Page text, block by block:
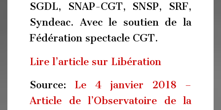
SGDL, SNAP-CGT, SNSP, SRF,
Syndeac. Avec le soutien de la
Fédération spectacle CGT.
Lire l’article sur Libération
Source: Le 4 janvier 2018 –
Article de l’Observatoire de la